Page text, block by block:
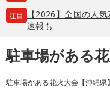
注目
【2026】全国の人
速報も
駐車場がある花
駐車場がある花火大会【沖縄県】